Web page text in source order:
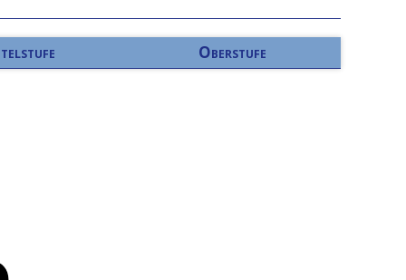
Oberstufe